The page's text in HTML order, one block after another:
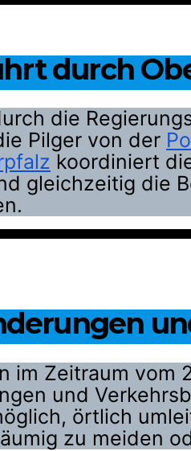
durch
die
Pilger von der
koordiniert
gleichzeitig die
im Zeitraum vom
und
örtlich
zu meiden